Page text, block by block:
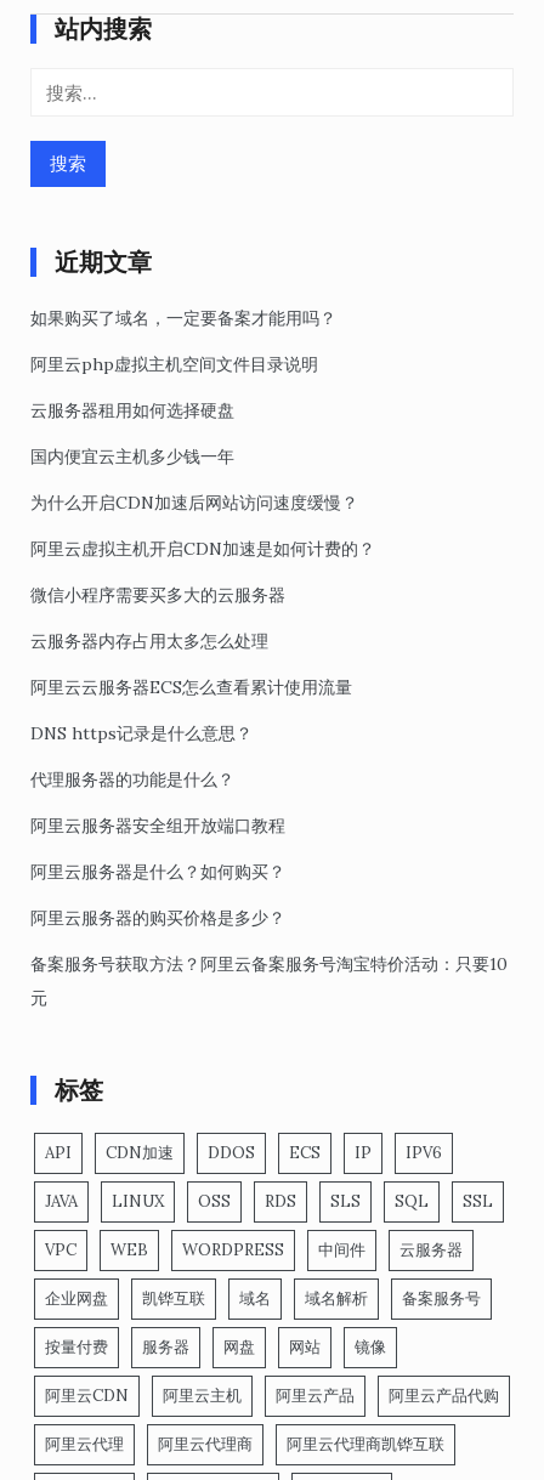
站内搜索
近期文章
如果购买了域名，一定要备案才能用吗？
阿里云php虚拟主机空间文件目录说明
云服务器租用如何选择硬盘
国内便宜云主机多少钱一年
为什么开启CDN加速后网站访问速度缓慢？
阿里云虚拟主机开启CDN加速是如何计费的？
微信小程序需要买多大的云服务器
云服务器内存占用太多怎么处理
阿里云云服务器ECS怎么查看累计使用流量
DNS https记录是什么意思？
代理服务器的功能是什么？
阿里云服务器安全组开放端口教程
阿里云服务器是什么？如何购买？
阿里云服务器的购买价格是多少？
备案服务号获取方法？阿里云备案服务号淘宝特价活动：只要10
元
标签
API CDN加速 DDOS ECS IP IPV6
JAVA LINUX OSS RDS SLS SQL SSL
VPC WEB WORDPRESS 中间件 云服务器
企业网盘 凯铧互联 域名 域名解析 备案服务号
按量付费 服务器 网盘 网站 镜像
阿里云CDN 阿里云主机 阿里云产品 阿里云产品代购
阿里云代理 阿里云代理商 阿里云代理商凯铧互联